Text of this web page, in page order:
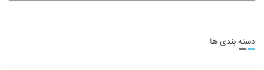
دسته بندی ها